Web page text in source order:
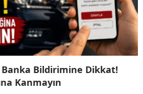
Bildirimine Dikkat!
Kanmayın